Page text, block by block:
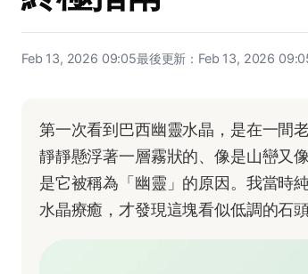
Feb 13, 2026 09:05最後更新：Feb 13, 2026
第一次看到巴西幽靈水晶，是在一間
靜靜懸浮著一層霧狀的、像是山巒又
是它被稱為「幽靈」的原因。我當時
水晶療癒，才發現這塊看似低調的石